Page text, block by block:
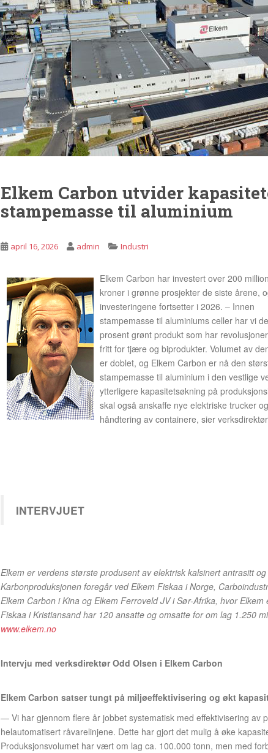
Elkem Carbon utvider
stampemasse til aluminium
april 16, 2026 admin Industri
Elkem Carbon har investert over 200
kroner i grønne prosjekter de siste årene,
investeringene fortsetter i 2026. – Innen
stampemasse til aluminiums celler har vi
prosent grønt produkt som har
fritt for tjære og biprodukter. Volumet av
er doblet, og Elkem Carbon er nå den
stampemasse til aluminium i den vestlige
ytterligere kapasitetsøkning på
skal også anskaffe nye elektriske trucker
håndtering av containere, sier
INTERVJUET
Elkem er verdens største produsent av elektrisk kalsinert antrasitt
Karbonproduksjonen foregår ved Elkem Fiskaa i Norge,
Elkem Carbon i Kina og Elkem Ferroveld JV i Sør-Afrika, hvor
Fiskaa i Kristiansand har 120 ansatte og omsatte for om lag 1.250
www.elkem.no
Intervju med verksdirektør Odd Olsen i Elkem Carbon
Elkem Carbon satser tungt på miljøeffektivisering og økt
— Vi har gjennom flere år jobbet systematisk med effektivisering av
helautomatisert råvarelinjene. Dette har gjort det mulig å øke
Produksjonsvolumet har vært om lag ca. 100.000 tonn, men med